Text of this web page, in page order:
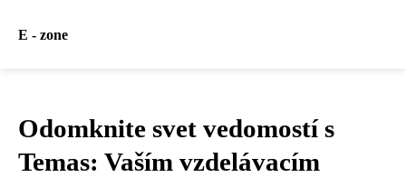
E - zone
Odomknite svet vedomostí s
Temas: Vaším vzdelávacím